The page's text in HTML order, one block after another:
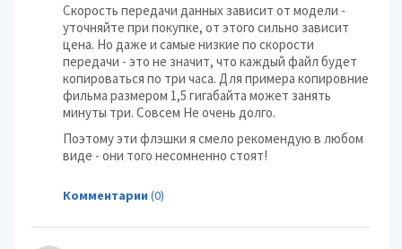
Скорость передачи данных зависит от модели -
уточняйте при покупке, от этого сильно зависит
цена. Но даже и самые низкие по скорости
передачи - это не значит, что каждый файл будет
копироваться по три часа. Для примера копировние
фильма размером 1,5 гигабайта может занять
минуты три. Совсем Не очень долго.
Поэтому эти флэшки я смело рекомендую в любом
виде - они того несомненно стоят!
Комментарии (0)